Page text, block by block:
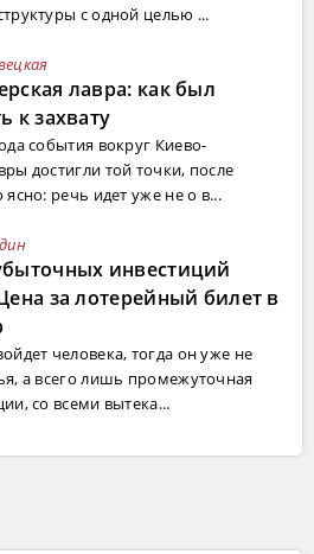
с одной целью ...
лавра: как был
к захвату
события вокруг Киево-
достигли той точки, после
ясно: речь идет уже не о в...
инвестиций
за лотерейный билет в
человека, тогда он уже не
а всего лишь промежуточная
со всеми вытека...